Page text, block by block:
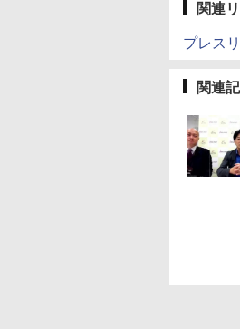
関連
プレス
関連